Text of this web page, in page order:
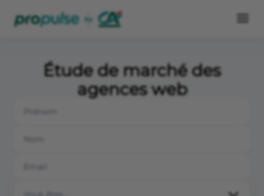
Étude de marché des
agences web